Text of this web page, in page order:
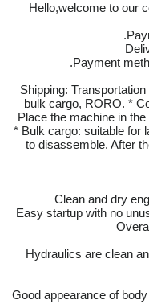
Hello,welcome to our
Payment
2. Shipping:
bulk cargo, RORO. *
Place the machine in
* Bulk cargo: suitable for
to disassemble. After
Clean and dry
Easy startup with no
Hydraulics are clean
Good appearance of